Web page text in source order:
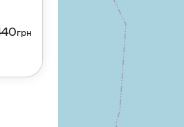
грн